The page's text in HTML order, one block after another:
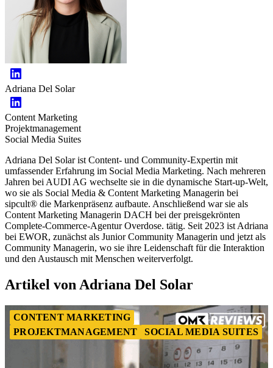
Adriana Del Solar
Content Marketing
Projektmanagement
Social Media Suites
Adriana Del Solar ist Content- und Community-Expertin mit
umfassender Erfahrung im Social Media Marketing. Nach mehreren
Jahren bei AUDI AG wechselte sie in die dynamische Start-up-Welt,
wo sie als Social Media & Content Marketing Managerin bei
sipcult® die Markenpräsenz aufbaute. Anschließend war sie als
Content Marketing Managerin DACH bei der preisgekrönten
Complete-Commerce-Agentur Overdose. tätig. Seit 2023 ist Adriana
bei EWOR, zunächst als Junior Community Managerin und jetzt als
Community Managerin, wo sie ihre Leidenschaft für die Interaktion
und den Austausch mit Menschen weiterverfolgt.
Artikel von Adriana Del Solar
CONTENT MARKETING
PROJEKTMANAGEMENT
SOCIAL MEDIA SUITES